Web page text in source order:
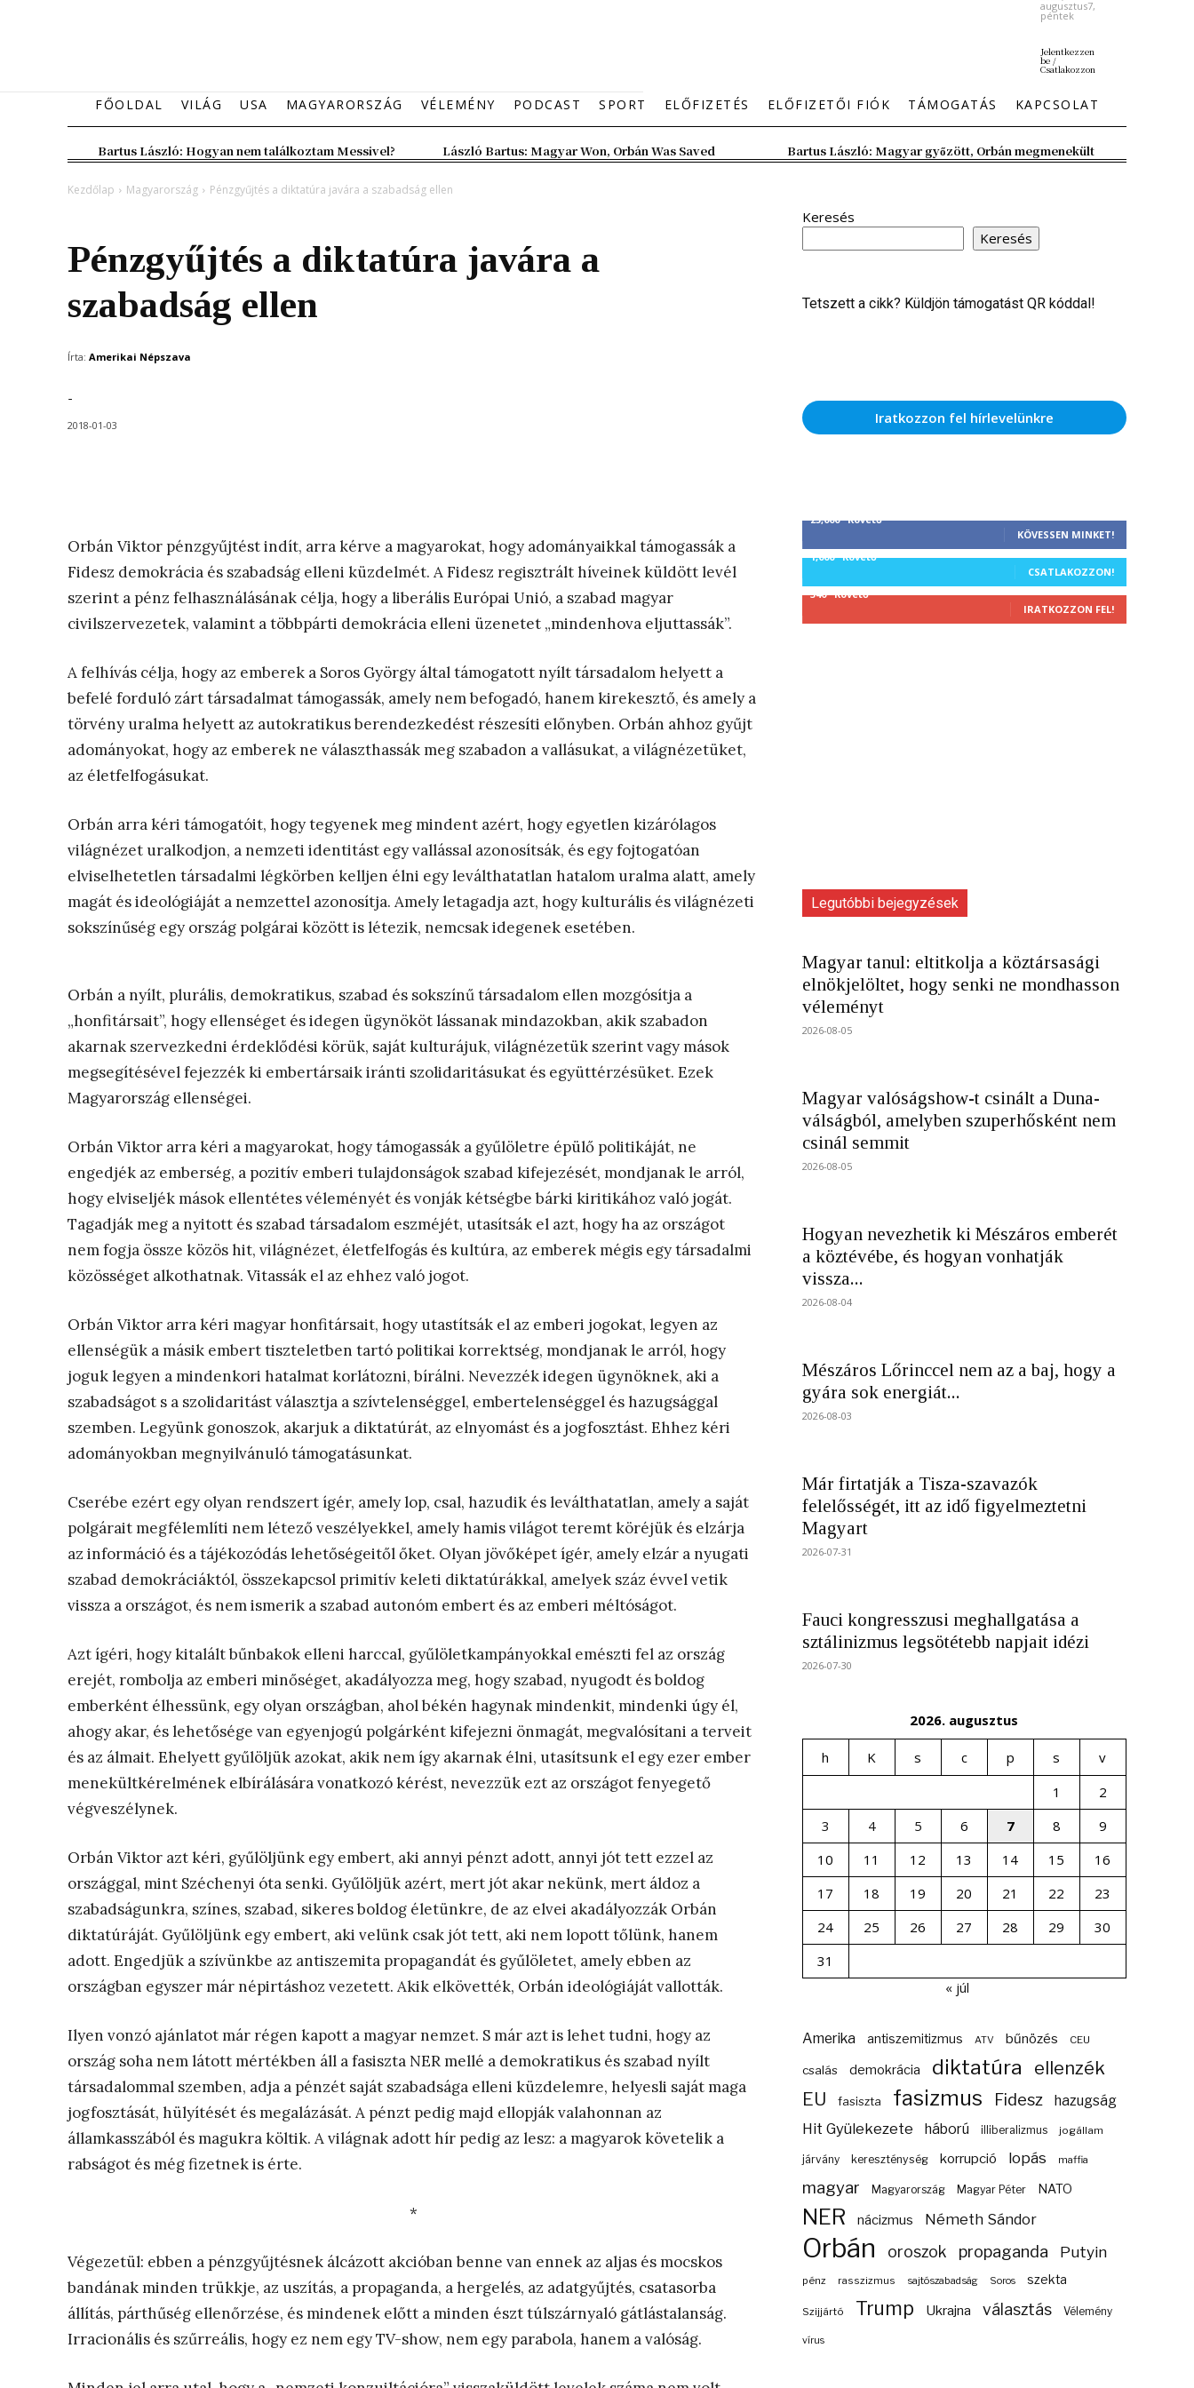
augusztus7,
péntek
Jelentkezzen
be /
Csatlakozzon
FŐOLDAL VILÁG USA MAGYARORSZÁG VÉLEMÉNY PODCAST SPORT ELŐFIZETÉS ELŐFIZETŐI FIÓK TÁMOGATÁS KAPCSOLAT
Bartus László: Hogyan nem találkoztam Messivel? László Bartus: Magyar Won, Orbán Was Saved Bartus László: Magyar győzött, Orbán megmenekült
Kezdőlap Magyarország Pénzgyűjtés a diktatúra javára a szabadság ellen
Pénzgyűjtés a diktatúra javára a
szabadság ellen
Írta: Amerikai Népszava
-
2018-01-03
Orbán Viktor pénzgyűjtést indít, arra kérve a magyarokat, hogy adományaikkal támogassák a
Fidesz demokrácia és szabadság elleni küzdelmét. A Fidesz regisztrált híveinek küldött levél
szerint a pénz felhasználásának célja, hogy a liberális Európai Unió, a szabad magyar
civilszervezetek, valamint a többpárti demokrácia elleni üzenetet „mindenhova eljuttassák”.
A felhívás célja, hogy az emberek a Soros György által támogatott nyílt társadalom helyett a
befelé forduló zárt társadalmat támogassák, amely nem befogadó, hanem kirekesztő, és amely a
törvény uralma helyett az autokratikus berendezkedést részesíti előnyben. Orbán ahhoz gyűjt
adományokat, hogy az emberek ne választhassák meg szabadon a vallásukat, a világnézetüket,
az életfelfogásukat.
Orbán arra kéri támogatóit, hogy tegyenek meg mindent azért, hogy egyetlen kizárólagos
világnézet uralkodjon, a nemzeti identitást egy vallással azonosítsák, és egy fojtogatóan
elviselhetetlen társadalmi légkörben kelljen élni egy leválthatatlan hatalom uralma alatt, amely
magát és ideológiáját a nemzettel azonosítja. Amely letagadja azt, hogy kulturális és világnézeti
sokszínűség egy ország polgárai között is létezik, nemcsak idegenek esetében.
Orbán a nyílt, plurális, demokratikus, szabad és sokszínű társadalom ellen mozgósítja a
„honfitársait”, hogy ellenséget és idegen ügynököt lássanak mindazokban, akik szabadon
akarnak szervezkedni érdeklődési körük, saját kulturájuk, világnézetük szerint vagy mások
megsegítésével fejezzék ki embertársaik iránti szolidaritásukat és együttérzésüket. Ezek
Magyarország ellenségei.
Orbán Viktor arra kéri a magyarokat, hogy támogassák a gyűlöletre épülő politikáját, ne
engedjék az emberség, a pozitív emberi tulajdonságok szabad kifejezését, mondjanak le arról,
hogy elviseljék mások ellentétes véleményét és vonják kétségbe bárki kiritikához való jogát.
Tagadják meg a nyitott és szabad társadalom eszméjét, utasítsák el azt, hogy ha az országot
nem fogja össze közös hit, világnézet, életfelfogás és kultúra, az emberek mégis egy társadalmi
közösséget alkothatnak. Vitassák el az ehhez való jogot.
Orbán Viktor arra kéri magyar honfitársait, hogy utastítsák el az emberi jogokat, legyen az
ellenségük a másik embert tiszteletben tartó politikai korrektség, mondjanak le arról, hogy
joguk legyen a mindenkori hatalmat korlátozni, bírálni. Nevezzék idegen ügynöknek, aki a
szabadságot s a szolidaritást választja a szívtelenséggel, embertelenséggel és hazugsággal
szemben. Legyünk gonoszok, akarjuk a diktatúrát, az elnyomást és a jogfosztást. Ehhez kéri
adományokban megnyilvánuló támogatásunkat.
Cserébe ezért egy olyan rendszert ígér, amely lop, csal, hazudik és leválthatatlan, amely a saját
polgárait megfélemlíti nem létező veszélyekkel, amely hamis világot teremt köréjük és elzárja
az információ és a tájékozódás lehetőségeitől őket. Olyan jövőképet ígér, amely elzár a nyugati
szabad demokráciáktól, összekapcsol primitív keleti diktatúrákkal, amelyek száz évvel vetik
vissza a országot, és nem ismerik a szabad autonóm embert és az emberi méltóságot.
Azt ígéri, hogy kitalált bűnbakok elleni harccal, gyűlöletkampányokkal emészti fel az ország
erejét, rombolja az emberi minőséget, akadályozza meg, hogy szabad, nyugodt és boldog
emberként élhessünk, egy olyan országban, ahol békén hagynak mindenkit, mindenki úgy él,
ahogy akar, és lehetősége van egyenjogú polgárként kifejezni önmagát, megvalósítani a terveit
és az álmait. Ehelyett gyűlöljük azokat, akik nem így akarnak élni, utasítsunk el egy ezer ember
menekültkérelmének elbírálására vonatkozó kérést, nevezzük ezt az országot fenyegető
végveszélynek.
Orbán Viktor azt kéri, gyűlöljünk egy embert, aki annyi pénzt adott, annyi jót tett ezzel az
országgal, mint Széchenyi óta senki. Gyűlöljük azért, mert jót akar nekünk, mert áldoz a
szabadságunkra, színes, szabad, sikeres boldog életünkre, de az elvei akadályozzák Orbán
diktatúráját. Gyűlöljünk egy embert, aki velünk csak jót tett, aki nem lopott tőlünk, hanem
adott. Engedjük a szívünkbe az antiszemita propagandát és gyűlöletet, amely ebben az
országban egyszer már népirtáshoz vezetett. Akik elkövették, Orbán ideológiáját vallották.
Ilyen vonzó ajánlatot már régen kapott a magyar nemzet. S már azt is lehet tudni, hogy az
ország soha nem látott mértékben áll a fasiszta NER mellé a demokratikus és szabad nyílt
társadalommal szemben, adja a pénzét saját szabadsága elleni küzdelemre, helyesli saját maga
jogfosztását, hülyítését és megalázását. A pénzt pedig majd ellopják valahonnan az
államkasszából és magukra költik. A világnak adott hír pedig az lesz: a magyarok követelik a
rabságot és még fizetnek is érte.
*
Végezetül: ebben a pénzgyűjtésnek álcázott akcióban benne van ennek az aljas és mocskos
bandának minden trükkje, az uszítás, a propaganda, a hergelés, az adatgyűjtés, csatasorba
állítás, párthűség ellenőrzése, és mindenek előtt a minden észt túlszárnyaló gátlástalanság.
Irracionális és szűrreális, hogy ez nem egy TV-show, nem egy parabola, hanem a valóság.
Keresés
Keresés
Tetszett a cikk? Küldjön támogatást QR kóddal!
Iratkozzon fel hírlevelünkre
25,000 Követő
KÖVESSEN MINKET!
1,000 Követő
CSATLAKOZZON!
340 Követő
IRATKOZZON FEL!
Legutóbbi bejegyzések
Magyar tanul: eltitkolja a köztársasági
elnökjelöltet, hogy senki ne mondhasson
véleményt
2026-08-05
Magyar valóságshow-t csinált a Duna-
válságból, amelyben szuperhősként nem
csinál semmit
2026-08-05
Hogyan nevezhetik ki Mészáros emberét
a köztévébe, és hogyan vonhatják
vissza...
2026-08-04
Mészáros Lőrinccel nem az a baj, hogy a
gyára sok energiát...
2026-08-03
Már firtatják a Tisza-szavazók
felelősségét, itt az idő figyelmeztetni
Magyart
2026-07-31
Fauci kongresszusi meghallgatása a
sztálinizmus legsötétebb napjait idézi
2026-07-30
2026. augusztus
h K s c p s
v
1
2
3
4 5 6 7 8
9
10
11 12 13 14 15
16
17
18 19 20 21 22
23
24
25 26 27 28 29
30
31
« júl
Amerika antiszemitizmus ATV bűnözés CEU
csalás demokrácia diktatúra ellenzék
EU fasiszta fasizmus Fidesz hazugság
Hit Gyülekezete háború illiberalizmus jogállam
járvány kereszténység korrupció lopás maffia
magyar Magyarország Magyar Péter NATO
NER nácizmus Németh Sándor
Orbán oroszok propaganda Putyin
pénz rasszizmus sajtószabadság Soros szekta
Szijjártó Trump Ukrajna választás Vélemény
vírus